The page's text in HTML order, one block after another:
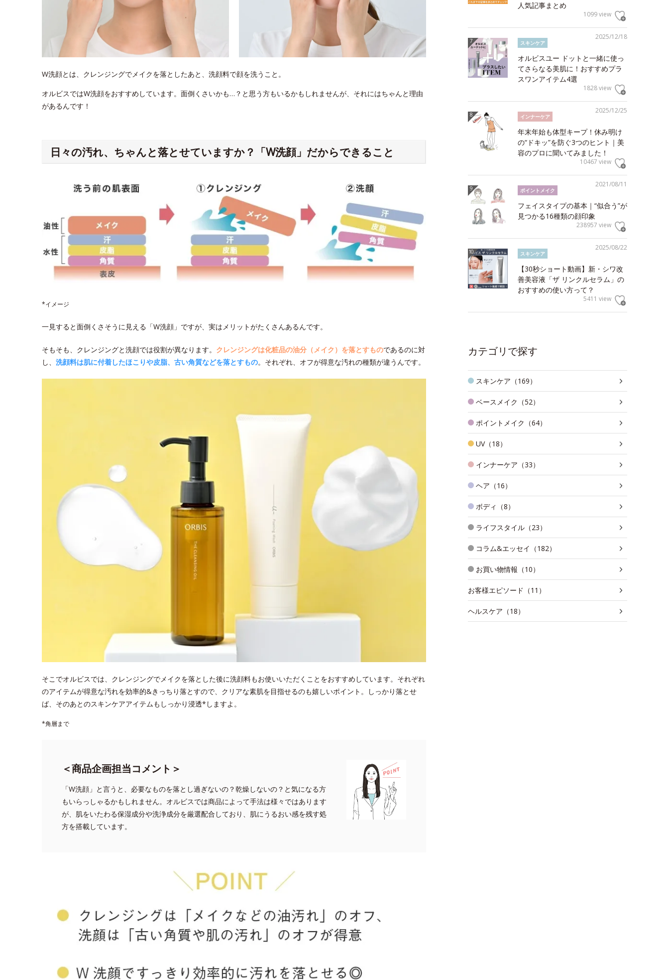
W洗顔とは、クレンジングでメイクを落としたあと、洗顔料で顔を洗うこと。
オルビスではW洗顔をおすすめしています。面倒くさいかも…？と思う方もいるかもしれませんが、それにはちゃんと理由
があるんです！
日々の汚れ、ちゃんと落とせていますか？「W洗顔」だからできること
*イメージ
一見すると面倒くさそうに見える「W洗顔」ですが、実はメリットがたくさんあるんです。
そもそも、クレンジングと洗顔では役割が異なります。 クレンジングは化粧品の油分（メイク）を落とすものであるのに対
し、 洗顔料は肌に付着したほこりや皮脂、古い角質などを落とすもの。それぞれ、オフが得意な汚れの種類が違うんです。
そこでオルビスでは、クレンジングでメイクを落とした後に洗顔料もお使いいただくことをおすすめしています。それぞれ
のアイテムが得意な汚れを効率的&きっちり落とすので、クリアな素肌を目指せるのも嬉しいポイント。しっかり落とせ
ば、そのあとのスキンケアアイテムもしっかり浸透*しますよ。
*角層まで
＜商品企画担当コメント＞
「W洗顔」と言うと、必要なものを落とし過ぎないの？乾燥しないの？と気になる方
もいらっしゃるかもしれません。オルビスでは商品によって手法は様々ではあります
が、肌をいたわる保湿成分や洗浄成分を厳選配合しており、肌にうるおい感を残す処
方を搭載しています。
人気記事まとめ
1099 view
2025/12/18
スキンケア
オルビスユー ドットと一緒に使っ
てさらなる美肌に！おすすめプラ
スワンアイテム4選
1828 view
2025/12/25
インナーケア
年末年始も体型キープ！休み明け
の“ドキッ”を防ぐ3つのヒント｜美
容のプロに聞いてみました！
10467 view
2021/08/11
ポイントメイク
フェイスタイプの基本｜“似合う”が
見つかる16種類の顔印象
238957 view
2025/08/22
スキンケア
【30秒ショート動画】新・シワ改
善美容液「ザ リンクルセラム」の
おすすめの使い方って？
5411 view
カテゴリで探す
スキンケア（169）
ベースメイク（52）
ポイントメイク（64）
UV（18）
インナーケア（33）
ヘア（16）
ボディ（8）
ライフスタイル（23）
コラム&エッセイ（182）
お買い物情報（10）
お客様エピソード（11）
ヘルスケア（18）